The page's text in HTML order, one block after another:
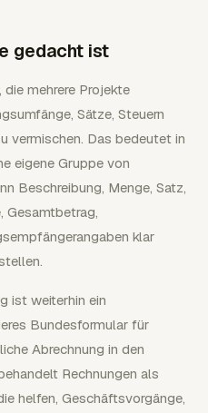
gedacht ist
die mehrere Projekte
Sätze, Steuern
vermischen. Das bedeutet in
eigene Gruppe von
Beschreibung, Menge, Satz,
Gesamtbetrag,
klar
ist weiterhin ein
Bundesformular für
Abrechnung in den
Rechnungen als
helfen, Geschäftsvorgänge,